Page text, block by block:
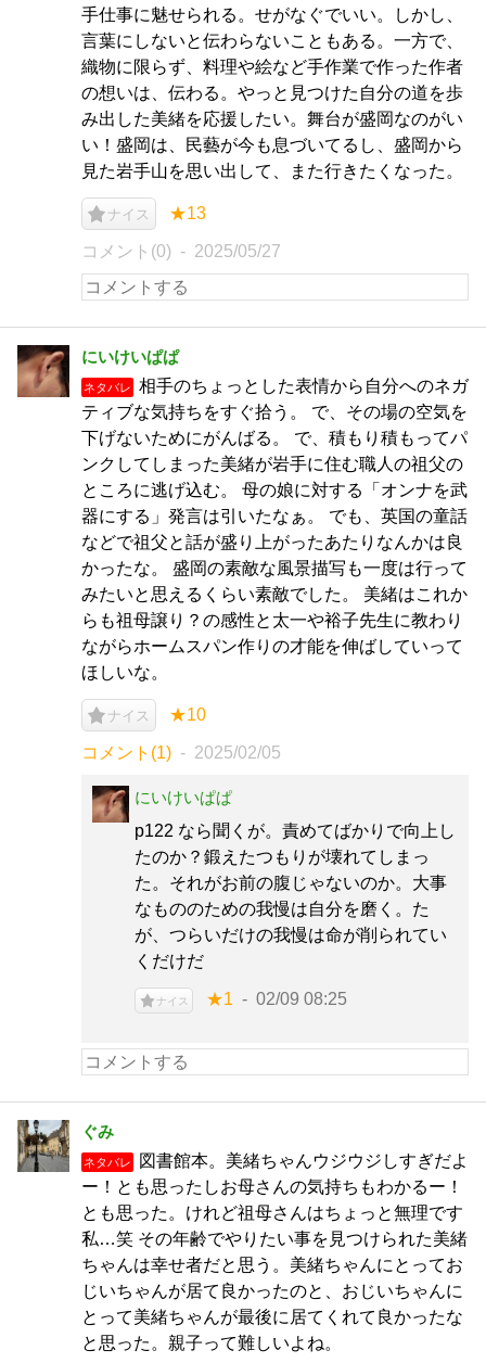
手仕事に魅せられる。せがなぐでいい。しかし、
言葉にしないと伝わらないこともある。一方で、
織物に限らず、料理や絵など手作業で作った作者
の想いは、伝わる。やっと見つけた自分の道を歩
み出した美緒を応援したい。舞台が盛岡なのがい
い！盛岡は、民藝が今も息づいてるし、盛岡から
見た岩手山を思い出して、また行きたくなった。
ナイス ★13
コメント(0) 2025/05/27
にいけいぱぱ
ネタバレ
相手のちょっとした表情から自分へのネガ
ティブな気持ちをすぐ拾う。 で、その場の空気を
下げないためにがんばる。 で、積もり積もってパ
ンクしてしまった美緒が岩手に住む職人の祖父の
ところに逃げ込む。 母の娘に対する「オンナを武
器にする」発言は引いたなぁ。 でも、英国の童話
などで祖父と話が盛り上がったあたりなんかは良
かったな。 盛岡の素敵な風景描写も一度は行って
みたいと思えるくらい素敵でした。 美緒はこれか
らも祖母譲り？の感性と太一や裕子先生に教わり
ながらホームスパン作りの才能を伸ばしていって
ほしいな。
ナイス ★10
コメント(1) 2025/02/05
にいけいぱぱ
p122 なら聞くが。責めてばかりで向上し
たのか？鍛えたつもりが壊れてしまっ
た。それがお前の腹じゃないのか。大事
なもののための我慢は自分を磨く。た
が、つらいだけの我慢は命が削られてい
くだけだ
ナイス ★1 02/09 08:25
ぐみ
ネタバレ
図書館本。美緒ちゃんウジウジしすぎだよ
ー！とも思ったしお母さんの気持ちもわかるー！
とも思った。けれど祖母さんはちょっと無理です
私…笑 その年齢でやりたい事を見つけられた美緒
ちゃんは幸せ者だと思う。美緒ちゃんにとってお
じいちゃんが居て良かったのと、おじいちゃんに
とって美緒ちゃんが最後に居てくれて良かったな
と思った。親子って難しいよね。